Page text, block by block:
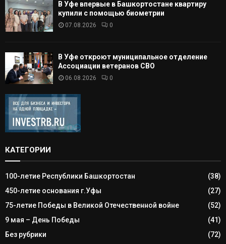
В Уфе впервые в Башкортостане квартиру
купили с помощью биометрии
07.08.2026 0
В Уфе откроют муниципальное отделение
Ассоциации ветеранов СВО
06.08.2026 0
КАТЕГОРИИ
100-летие Республики Башкортостан
(38)
450-летие основания г.Уфы
(27)
75-летие Победы в Великой Отечественной войне
(52)
9 мая – День Победы
(41)
Без рубрики
(72)